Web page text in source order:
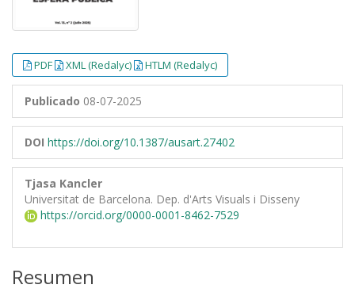
PDF XML (Redalyc) HTLM (Redalyc)
Publicado 08-07-2025
DOI https://doi.org/10.1387/ausart.27402
Tjasa Kancler
Universitat de Barcelona. Dep. d'Arts Visuals i Disseny
https://orcid.org/0000-0001-8462-7529
Resumen